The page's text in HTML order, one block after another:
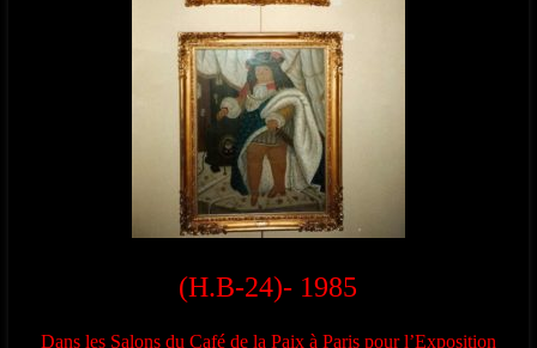
(H.B-24)- 1985
Dans les Salons du Café de la Paix à Paris pour l’Exposition